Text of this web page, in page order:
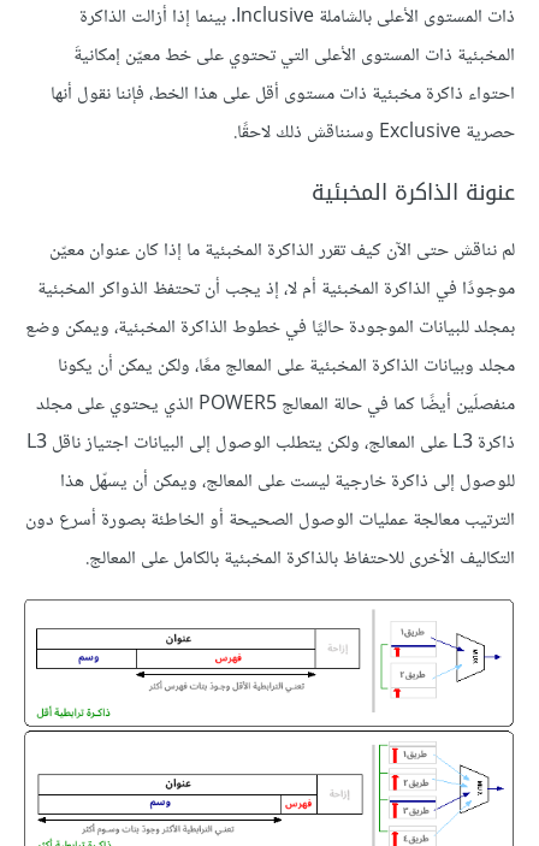
ذات المستوى الأعلى بالشاملة Inclusive. بينما إذا أزالت الذاكرة
المخبئية ذات المستوى الأعلى التي تحتوي على خط معيّن إمكانيةَ
احتواء ذاكرة مخبئية ذات مستوى أقل على هذا الخط، فإننا نقول أنها
حصرية Exclusive وسنناقش ذلك لاحقًا.
عنونة الذاكرة المخبئية
لم نناقش حتى الآن كيف تقرر الذاكرة المخبئية ما إذا كان عنوان معيّن
موجودًا في الذاكرة المخبئية أم لا، إذ يجب أن تحتفظ الذواكر المخبئية
بمجلد للبيانات الموجودة حاليًا في خطوط الذاكرة المخبئية، ويمكن وضع
مجلد وبيانات الذاكرة المخبئية على المعالج معًا، ولكن يمكن أن يكونا
منفصلَين أيضًا كما في حالة المعالج POWER5 الذي يحتوي على مجلد
ذاكرة L3 على المعالج، ولكن يتطلب الوصول إلى البيانات اجتياز ناقل L3
للوصول إلى ذاكرة خارجية ليست على المعالج، ويمكن أن يسهّل هذا
الترتيب معالجة عمليات الوصول الصحيحة أو الخاطئة بصورة أسرع دون
التكاليف الأخرى للاحتفاظ بالذاكرة المخبئية بالكامل على المعالج.